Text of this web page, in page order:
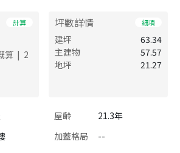
計算
算 | 2
坪數詳情 細項
建坪
63.34
主建物
57.57
地坪
21.27
屋齡
21.3年
加蓋格局
--